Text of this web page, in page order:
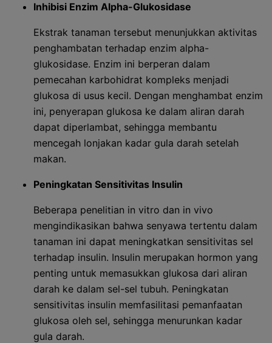
Inhibisi Enzim Alpha-Glukosidase
Ekstrak tanaman tersebut menunjukkan aktivitas
penghambatan terhadap enzim alpha-
glukosidase. Enzim ini berperan dalam
pemecahan karbohidrat kompleks menjadi
glukosa di usus kecil. Dengan menghambat enzim
ini, penyerapan glukosa ke dalam aliran darah
dapat diperlambat, sehingga membantu
mencegah lonjakan kadar gula darah setelah
makan.
Peningkatan Sensitivitas Insulin
Beberapa penelitian in vitro dan in vivo
mengindikasikan bahwa senyawa tertentu dalam
tanaman ini dapat meningkatkan sensitivitas sel
terhadap insulin. Insulin merupakan hormon yang
penting untuk memasukkan glukosa dari aliran
darah ke dalam sel-sel tubuh. Peningkatan
sensitivitas insulin memfasilitasi pemanfaatan
glukosa oleh sel, sehingga menurunkan kadar
gula darah.